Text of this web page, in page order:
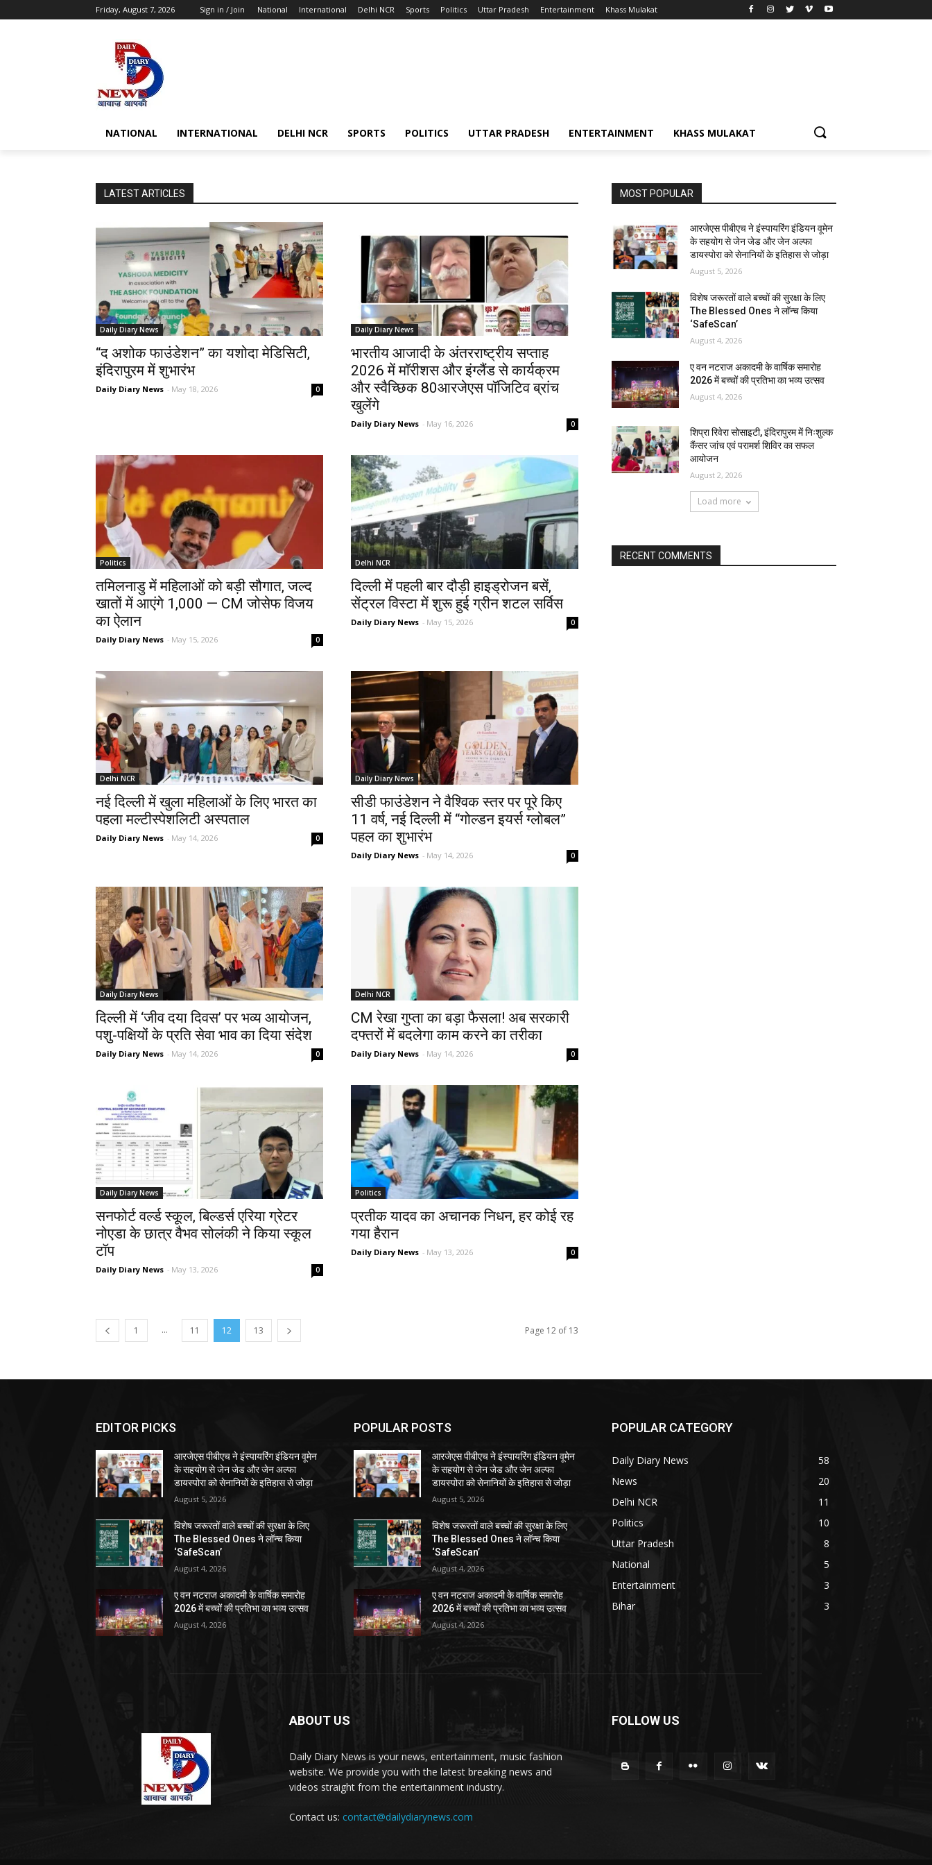
Friday, August 7, 2026 Sign in / Join National International Delhi NCR Sports Politics Uttar Pradesh Entertainment Khass Mulakat
NATIONAL INTERNATIONAL DELHI NCR SPORTS POLITICS UTTAR PRADESH ENTERTAINMENT KHASS MULAKAT
LATEST ARTICLES
Daily Diary News
“द अशोक फाउंडेशन” का यशोदा मेडिसिटी,
इंदिरापुरम में शुभारंभ
Daily Diary News - May 18, 2026 0
Daily Diary News
भारतीय आजादी के अंतरराष्ट्रीय सप्ताह
2026 में माॅरीशस और इंग्लैंड से कार्यक्रम
और स्वैच्छिक 80आरजेएस पाॅजिटिव ब्रांच
खुलेंगे
Daily Diary News - May 16, 2026 0
Politics
तमिलनाडु में महिलाओं को बड़ी सौगात, जल्द
खातों में आएंगे ₹1,000 — CM जोसेफ विजय
का ऐलान
Daily Diary News - May 15, 2026 0
Delhi NCR
दिल्ली में पहली बार दौड़ी हाइड्रोजन बसें,
सेंट्रल विस्टा में शुरू हुई ग्रीन शटल सर्विस
Daily Diary News - May 15, 2026 0
Delhi NCR
नई दिल्ली में खुला महिलाओं के लिए भारत का
पहला मल्टीस्पेशलिटी अस्पताल
Daily Diary News - May 14, 2026 0
Daily Diary News
सीडी फाउंडेशन ने वैश्विक स्तर पर पूरे किए
11 वर्ष, नई दिल्ली में “गोल्डन इयर्स ग्लोबल”
पहल का शुभारंभ
Daily Diary News - May 14, 2026 0
Daily Diary News
दिल्ली में ‘जीव दया दिवस’ पर भव्य आयोजन,
पशु-पक्षियों के प्रति सेवा भाव का दिया संदेश
Daily Diary News - May 14, 2026 0
Delhi NCR
CM रेखा गुप्ता का बड़ा फैसला! अब सरकारी
दफ्तरों में बदलेगा काम करने का तरीका
Daily Diary News - May 14, 2026 0
Daily Diary News
सनफोर्ट वर्ल्ड स्कूल, बिल्डर्स एरिया ग्रेटर
नोएडा के छात्र वैभव सोलंकी ने किया स्कूल
टॉप
Daily Diary News - May 13, 2026 0
Politics
प्रतीक यादव का अचानक निधन, हर कोई रह
गया हैरान
Daily Diary News - May 13, 2026 0
1 ... 11 12 13 Page 12 of 13
MOST POPULAR
आरजेएस पीबीएच ने इंस्पायरिंग इंडियन वूमेन
के सहयोग से जेन जेड और जेन अल्फा
डायस्पोरा को सेनानियों के इतिहास से जोड़ा
August 5, 2026
विशेष जरूरतों वाले बच्चों की सुरक्षा के लिए
The Blessed Ones ने लॉन्च किया
‘SafeScan’
August 4, 2026
ए वन नटराज अकादमी के वार्षिक समारोह
2026 में बच्चों की प्रतिभा का भव्य उत्सव
August 4, 2026
शिप्रा रिवेरा सोसाइटी, इंदिरापुरम में निःशुल्क
कैंसर जांच एवं परामर्श शिविर का सफल
आयोजन
August 2, 2026
Load more
RECENT COMMENTS
EDITOR PICKS
आरजेएस पीबीएच ने इंस्पायरिंग इंडियन वूमेन
के सहयोग से जेन जेड और जेन अल्फा
डायस्पोरा को सेनानियों के इतिहास से जोड़ा
August 5, 2026
विशेष जरूरतों वाले बच्चों की सुरक्षा के लिए
The Blessed Ones ने लॉन्च किया
‘SafeScan’
August 4, 2026
ए वन नटराज अकादमी के वार्षिक समारोह
2026 में बच्चों की प्रतिभा का भव्य उत्सव
August 4, 2026
POPULAR POSTS
आरजेएस पीबीएच ने इंस्पायरिंग इंडियन वूमेन
के सहयोग से जेन जेड और जेन अल्फा
डायस्पोरा को सेनानियों के इतिहास से जोड़ा
August 5, 2026
विशेष जरूरतों वाले बच्चों की सुरक्षा के लिए
The Blessed Ones ने लॉन्च किया
‘SafeScan’
August 4, 2026
ए वन नटराज अकादमी के वार्षिक समारोह
2026 में बच्चों की प्रतिभा का भव्य उत्सव
August 4, 2026
POPULAR CATEGORY
Daily Diary News
58
News
20
Delhi NCR
11
Politics
10
Uttar Pradesh
8
National
5
Entertainment
3
Bihar
3
ABOUT US
Daily Diary News is your news, entertainment, music fashion
website. We provide you with the latest breaking news and
videos straight from the entertainment industry.
Contact us: contact@dailydiarynews.com
FOLLOW US